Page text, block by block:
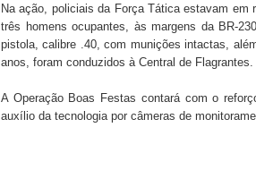
revela Perseguição na Gestão de Daniella
responde questionamentos da vereadora
históricos
Na ação, policiais da Força Tática estavam
três homens ocupantes, às margens da BR-
pistola, calibre .40, com munições intactas,
anos, foram conduzidos à Central de Flagrantes.
A Operação Boas Festas contará com o
auxílio da tecnologia por câmeras de